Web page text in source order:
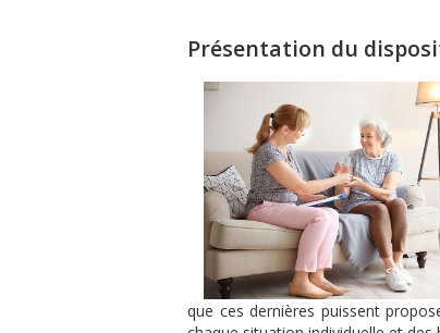
Présentation du
que ces dernières puissent